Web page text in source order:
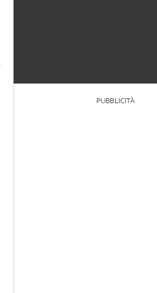
PUBBLICITÀ